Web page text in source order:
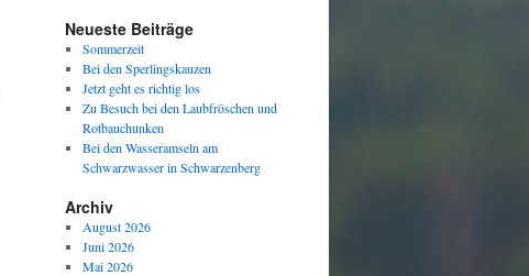
Neueste Beiträge
Sommerzeit
Bei den Sperlingskauzen
Jetzt geht es richtig los
Zu Besuch bei den Laubfröschen und
Rotbauchunken
Bei den Wasseramseln am
Schwarzwasser in Schwarzenberg
Archiv
August 2026
Juni 2026
Mai 2026